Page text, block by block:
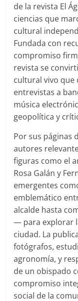
de la revista El
ciencias que
cultural
Fundada con
compromiso
revista se
cultural vivo que
entrevistas a
música
geopolítica y
Por sus páginas
autores
figuras como el
Rosa Galán y
emergentes
emblemático
alcalde hasta
— para explorar
ciudad. La
fotógrafos,
agronomía, y
de un obispado
compromiso
social de la